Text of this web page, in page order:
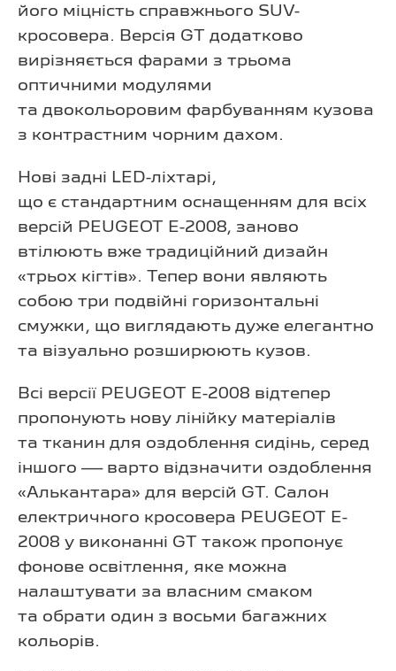
його міцність справжнього SUV-
кросовера. Версія GT додатково
вирізняється фарами з трьома
оптичними модулями
та двокольоровим фарбуванням кузова
з контрастним чорним дахом.
Нові задні LED-ліхтарі,
що є стандартним оснащенням для всіх
версій PEUGEOT E-2008, заново
втілюють вже традиційний дизайн
«трьох кігтів». Тепер вони являють
собою три подвійні горизонтальні
смужки, що виглядають дуже елегантно
та візуально розширюють кузов.
Всі версії PEUGEOT E-2008 відтепер
пропонують нову лінійку матеріалів
та тканин для оздоблення сидінь, серед
іншого — варто відзначити оздоблення
«Алькантара» для версій GT. Салон
електричного кросовера PEUGEOT E-
2008 у виконанні GT також пропонує
фонове освітлення, яке можна
налаштувати за власним смаком
та обрати один з восьми багажних
кольорів.